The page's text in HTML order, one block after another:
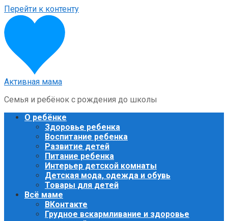
Перейти к контенту
Активная мама
Семья и ребёнок с рождения до школы
О ребёнке
Здоровье ребенка
Воспитание ребенка
Развитие детей
Питание ребенка
Интерьер детской комнаты
Детская мода, одежда и обувь
Товары для детей
Всё маме
ВКонтакте
Грудное вскармливание и здоровье